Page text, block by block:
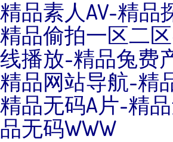
精品素人AV-精品
精品偷拍一区二
线播放-精品兔费
精品网站导航-精
精品无码A片-精
品无码WWW